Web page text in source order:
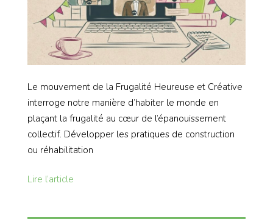
Le mouvement de la Frugalité Heureuse et Créative
interroge notre manière d’habiter le monde en
plaçant la frugalité au cœur de l’épanouissement
collectif. Développer les pratiques de construction
ou réhabilitation
Lire l’article